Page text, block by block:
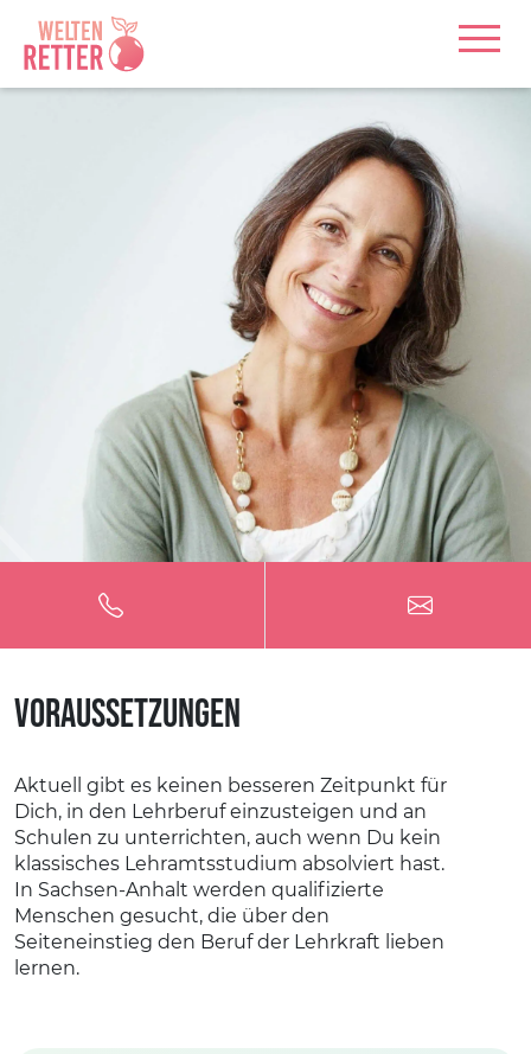
Voraussetzungen
Aktuell gibt es keinen besseren Zeitpunkt für
Dich, in den Lehrberuf einzusteigen und an
Schulen zu unterrichten, auch wenn Du kein
klassisches Lehramtsstudium absolviert hast.
In Sachsen-Anhalt werden qualifizierte
Menschen gesucht, die über den
Seiteneinstieg den Beruf der Lehrkraft lieben
lernen.
0
1
1
2
3
4
5
2
3
4
5
6